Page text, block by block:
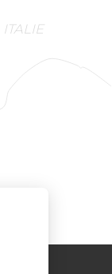
ITALIE